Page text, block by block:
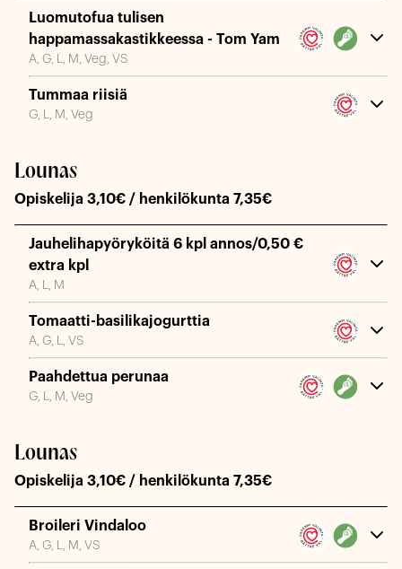
Luomutofua tulisen
happamassakastikkeessa - Tom Yam
A, G, L, M, Veg, VS
Tummaa riisiä
G, L, M, Veg
Lounas
Opiskelija 3,10€ / henkilökunta 7,35€
Jauhelihapyöryköitä 6 kpl annos/0,50 €
extra kpl
A, L, M
Tomaatti-basilikajogurttia
A, G, L, VS
Paahdettua perunaa
G, L, M, Veg
Lounas
Opiskelija 3,10€ / henkilökunta 7,35€
Broileri Vindaloo
A, G, L, M, VS